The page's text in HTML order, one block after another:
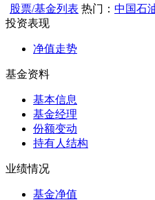
股票/基金列表 热门： 中国石
投资表现
净值走势
基金资料
基本信息
基金经理
份额变动
持有人结构
业绩情况
基金净值